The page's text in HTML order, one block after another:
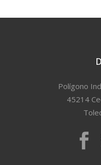
Polígono
45214